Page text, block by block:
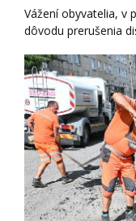
Vážení obyvatelia, v
dôvodu prerušenia